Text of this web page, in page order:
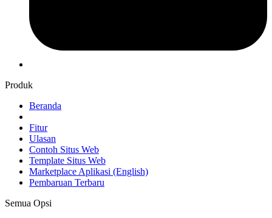
Produk
Beranda
Fitur
Ulasan
Contoh Situs Web
Template Situs Web
Marketplace Aplikasi (English)
Pembaruan Terbaru
Semua Opsi